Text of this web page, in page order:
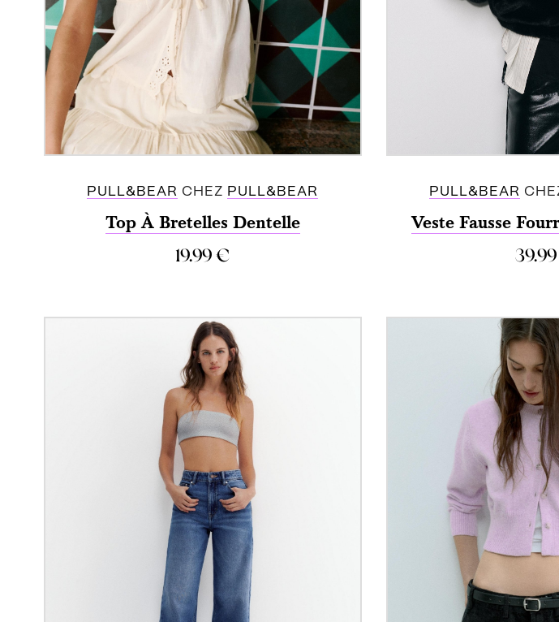
PULL&BEAR CHEZ PULL&BEAR
Top À Bretelles Dentelle
19.99€
ACHETER
PULL&BEAR
Veste Fausse
39.99